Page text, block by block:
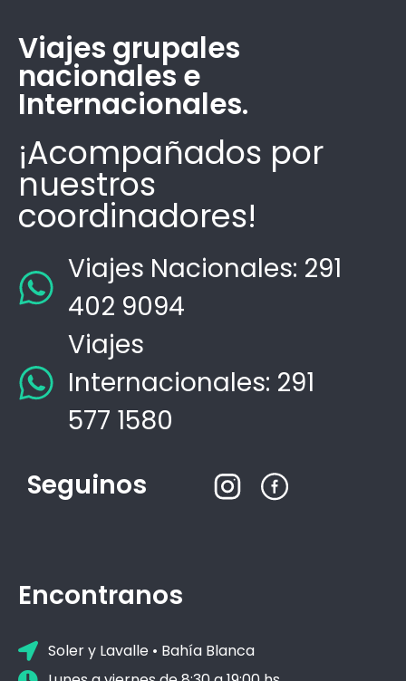
Viajes grupales
nacionales e
Internacionales.
¡Acompañados por
nuestros
coordinadores!
Viajes Nacionales: 291
402 9094
Viajes
Internacionales: 291
577 1580
Seguinos
Encontranos
Soler y Lavalle • Bahía Blanca